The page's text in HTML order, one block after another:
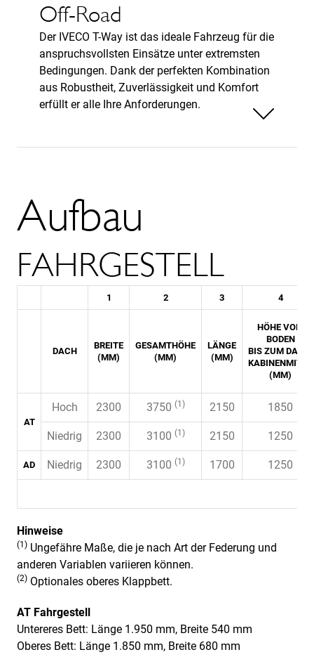
Off-Road
Der IVECO T-Way ist das ideale Fahrzeug für die
anspruchsvollsten Einsätze unter extremsten
Bedingungen. Dank der perfekten Kombination
aus Robustheit, Zuverlässigkeit und Komfort
erfüllt er alle Ihre Anforderungen.
Weniger anzeigen
Aufbau
FAHRGESTELL
1 2 3 4
DACH
BREITE
(MM)
GESAMTHÖHE
(MM)
LÄNGE
(MM)
HÖHE VOM
BODEN
BIS ZUM DACH,
KABINENMITTE
(MM)
AT
Hoch 2300 3750 (1) 2150 1850
Niedrig 2300 3100 (1) 2150 1250
AD Niedrig 2300 3100 (1) 1700 1250
Hinweise
(1) Ungefähre Maße, die je nach Art der Federung und
anderen Variablen variieren können.
(2) Optionales oberes Klappbett.
AT Fahrgestell
Untereres Bett: Länge 1.950 mm, Breite 540 mm
Oberes Bett: Länge 1.850 mm, Breite 680 mm